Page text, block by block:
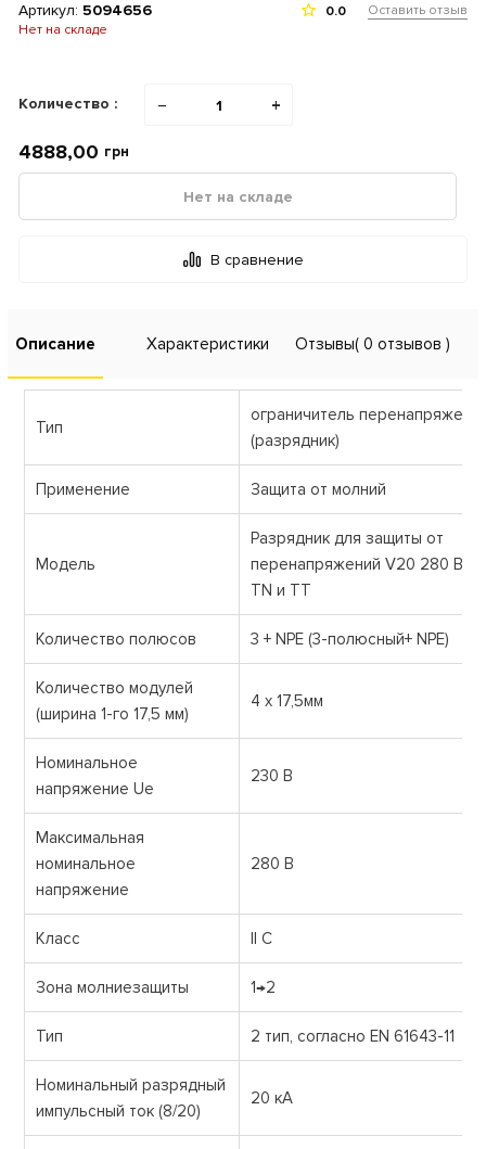
Артикул: 5094656
Нет на складе
0.0 Оставить отзыв
Количество : − +
4888,00 грн
Нет на складе
В сравнение
Описание Характеристики Отзывы( 0 отзывов )
Тип
ограничитель
(разрядник)
Применение Защита от молний
Модель
Разрядник для защиты от
перенапряжений V20 280 В
TN и TT
Количество полюсов 3 + NPE (3-полюсный+ NPE)
Количество модулей
(ширина 1-го 17,5 мм)
4 х 17,5мм
Номинальное
напряжение Ue
230 В
Максимальная
номинальное
напряжение
280 В
Класс II С
Зона молниезащиты 1→2
Тип 2 тип, согласно EN 61643-11
Номинальный разрядный
импульсный ток (8/20)
20 кА